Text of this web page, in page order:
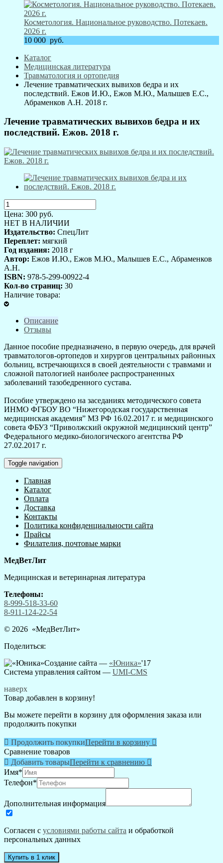
Косметология. Национальное руководство. Потекаев.
2026 г.
10 000 руб.
Каталог
Медицинская литература
Травматология и ортопедия
Лечение травматических вывихов бедра и их
последствий. Ежов И.Ю., Ежов М.Ю., Малышев Е.С.,
Абраменков А.Н. 2018 г.
Лечение травматических вывихов бедра и их
последствий. Ежов. 2018 г.
Цена: 300 руб.
НЕТ В НАЛИЧИИ
Издательство: СпецЛит
Переплет: мягкий
Год издания: 2018 г
Автор: Ежов И.Ю., Ежов М.Ю., Малышев Е.С., Абраменков
А.Н.
ISBN: 978-5-299-00922-4
Кол-во страниц: 30
Наличие товара:
Описание
Отзывы
Данное пособие предназначено, в первую очередь, для врачей
травматологов-ортопедов и хирургов центральных районных
больниц, встречающихся в своей деятельности с травмами и
сложной патологией наиболее распространенных
заболеваний тазобедренного сустава.
Пособие утверждено на заседаниях методического совета
ИНМО ФГБОУ ВО “Нижегородская государственная
медицинская академия” МЗ РФ 16.02.2017 г. и медицинского
совета ФБУЗ “Приволжский окружной медицинский центр”
Федерального медико-биологического агентства РФ
27.02.2017 г.
Toggle navigation
Главная
Каталог
Оплата
Доставка
Контакты
Политика конфиденциальности сайта
Прайсы
Филателия, почтовые марки
МедВетЛит
Медицинская и ветеринарная литература
Телефоны:
8-999-518-33-60
8-911-124-22-54
© 2026 «МедВетЛит»
Поделиться:
Создание сайта — «Юника»'17
Система управления сайтом — UMI-CMS
наверх
Товар добавлен в корзину!
Вы можете перейти в корзину для оформления заказа или
продолжить покупки
 Продолжить покупкиПерейти в корзину 
Сравнение товаров
 Добавить товарыПерейти к сравнению 
Имя*
Телефон*
Дополнительная информация
Согласен с условиями работы сайта и обработкой
персональных данных